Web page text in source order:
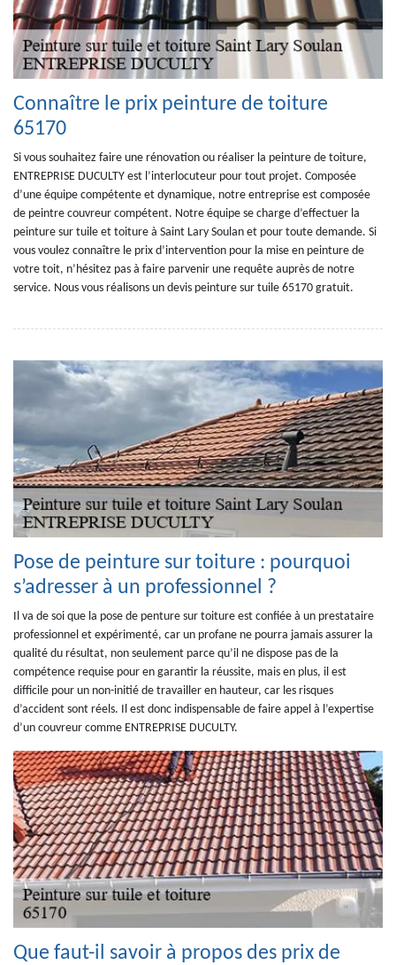
Connaître le prix peinture de toiture
65170
Si vous souhaitez faire une rénovation ou réaliser la peinture de toiture,
ENTREPRISE DUCULTY est l’interlocuteur pour tout projet. Composée
d’une équipe compétente et dynamique, notre entreprise est composée
de peintre couvreur compétent. Notre équipe se charge d’effectuer la
peinture sur tuile et toiture à Saint Lary Soulan et pour toute demande. Si
vous voulez connaître le prix d’intervention pour la mise en peinture de
votre toit, n’hésitez pas à faire parvenir une requête auprès de notre
service. Nous vous réalisons un devis peinture sur tuile 65170 gratuit.
Pose de peinture sur toiture : pourquoi
s’adresser à un professionnel ?
Il va de soi que la pose de penture sur toiture est confiée à un prestataire
professionnel et expérimenté, car un profane ne pourra jamais assurer la
qualité du résultat, non seulement parce qu’il ne dispose pas de la
compétence requise pour en garantir la réussite, mais en plus, il est
difficile pour un non-initié de travailler en hauteur, car les risques
d’accident sont réels. Il est donc indispensable de faire appel à l’expertise
d’un couvreur comme ENTREPRISE DUCULTY.
Que faut-il savoir à propos des prix de